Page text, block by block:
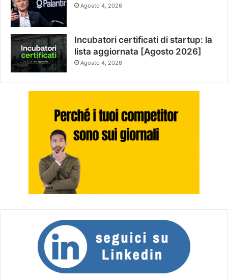
Agosto 4, 2026
Incubatori certificati di startup: la
lista aggiornata [Agosto 2026]
Agosto 4, 2026